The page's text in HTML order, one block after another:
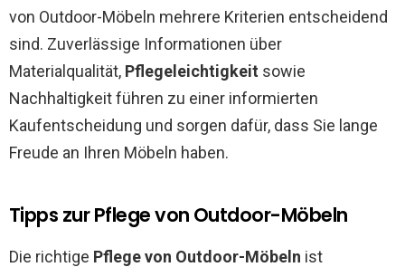
von Outdoor-Möbeln mehrere Kriterien entscheidend
sind. Zuverlässige Informationen über
Materialqualität, Pflegeleichtigkeit sowie
Nachhaltigkeit führen zu einer informierten
Kaufentscheidung und sorgen dafür, dass Sie lange
Freude an Ihren Möbeln haben.
Tipps zur Pflege von Outdoor-Möbeln
Die richtige Pflege von Outdoor-Möbeln ist